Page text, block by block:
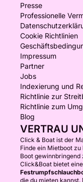
Presse
Professionelle
Cookie Richtlinien
Impressum
Partner
Jobs
Indexierung und
Richtlinie zur
Richtlinie zum
Blog
VERTRAU
Click & Boat ist der
Finde ein Mietboot
Boot gewinnbringend
Click&Boat bietet
die du mieten